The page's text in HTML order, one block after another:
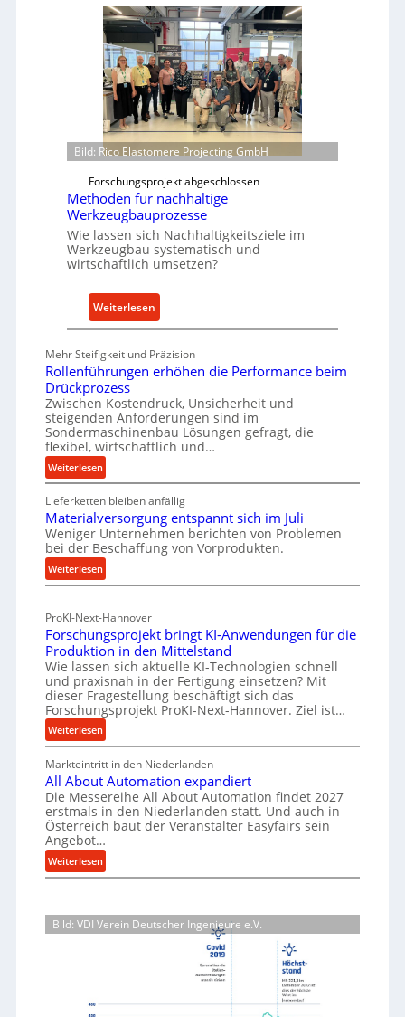
r
i
e
b
e
-
P
l
a
t
t
f
o
r
m
w
e
i
t
r
a
r
e
P
a
r
t
s
N
o
w
f
ü
h
t
A
k
a
f
v
o
I
n
d
u
t
e
-
E
r
s
z
t
e
i
i
Bild: Rico Elastomere Projecting GmbH
Forschungsprojekt abgeschlossen
Methoden für nachhaltige
Werkzeugbauprozesse
Wie lassen sich Nachhaltigkeitsziele im
Werkzeugbau systematisch und
wirtschaftlich umsetzen?
Weiterlesen:
M
t
o
d
e
ü
r
n
a
h
a
l
t
i
g
W
e
r
k
z
g
a
u
z
Mehr Steifigkeit und Präzision
Rollenführungen erhöhen die Performance beim
Drückprozess
Zwischen Kostendruck, Unsicherheit und
steigenden Anforderungen sind im
Sondermaschinenbau Lösungen gefragt, die
flexibel, wirtschaftlich und…
Weiterlesen:
R
o
l
l
e
n
f
h
r
u
n
g
e
n
e
ö
h
e
n
d
i
P
e
Lieferketten bleiben anfällig
Materialversorgung entspannt sich im Juli
Weniger Unternehmen berichten von Problemen
bei der Beschaffung von Vorprodukten.
Weiterlesen:
M
t
e
r
i
a
l
v
e
r
g
u
n
g
t
ProKI-Next-Hannover
Forschungsprojekt bringt KI-Anwendungen für die
Produktion in den Mittelstand
Wie lassen sich aktuelle KI-Technologien schnell
und praxisnah in der Fertigung einsetzen? Mit
dieser Fragestellung beschäftigt sich das
Forschungsprojekt ProKI-Next-Hannover. Ziel ist…
Weiterlesen:
F
o
r
s
c
h
u
n
p
r
k
Markteintritt in den Niederlanden
All About Automation expandiert
Die Messereihe All About Automation findet 2027
erstmals in den Niederlanden statt. Und auch in
Österreich baut der Veranstalter Easyfairs sein
Angebot…
Weiterlesen:
A
A
Bild: VDI Verein Deutscher Ingenieure e.V.